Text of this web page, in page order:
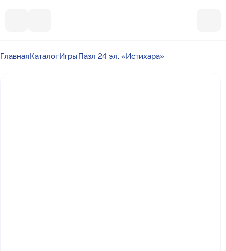
ГлавнаяКаталогИгрыПазл 24 эл. «Истихара»